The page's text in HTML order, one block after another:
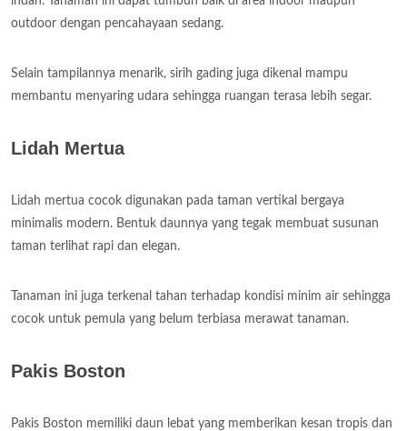
outdoor dengan pencahayaan sedang.
Selain tampilannya menarik, sirih gading juga dikenal mampu
membantu menyaring udara sehingga ruangan terasa lebih segar.
Lidah Mertua
Lidah mertua cocok digunakan pada taman vertikal bergaya
minimalis modern. Bentuk daunnya yang tegak membuat susunan
taman terlihat rapi dan elegan.
Tanaman ini juga terkenal tahan terhadap kondisi minim air sehingga
cocok untuk pemula yang belum terbiasa merawat tanaman.
Pakis Boston
Pakis Boston memiliki daun lebat yang memberikan kesan tropis dan